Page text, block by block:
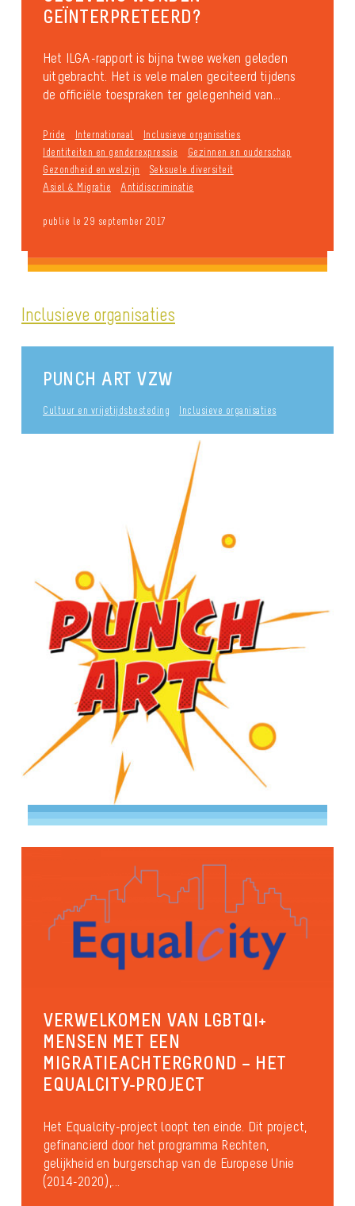
GEÏNTERPRETEERD?
Het ILGA-rapport is bijna twee weken geleden
uitgebracht. Het is vele malen geciteerd tijdens
de officiële toespraken ter gelegenheid van...
Pride Internationaal
Inclusieve organisaties
Identiteiten en genderexpressie
Gezinnen en ouderschap
Gezondheid en welzijn
Seksuele diversiteit
Asiel & Migratie
Antidiscriminatie
publié le 29 september 2017
Inclusieve organisaties
PUNCH ART VZW
Cultuur en vrijetijdsbesteding Inclusieve organisaties
VERWELKOMEN VAN LGBTQI+
MENSEN MET EEN
MIGRATIEACHTERGROND – HET
EQUALCITY-PROJECT
Het Equalcity-project loopt ten einde. Dit project,
gefinancierd door het programma Rechten,
gelijkheid en burgerschap van de Europese Unie
(2014-2020),...